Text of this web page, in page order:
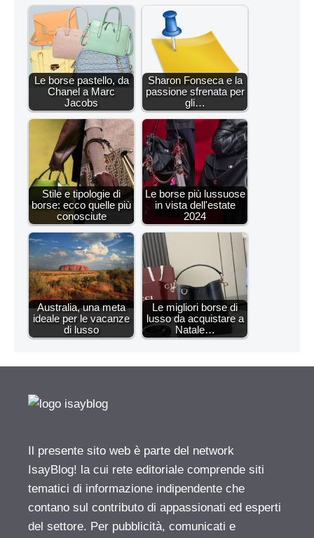
Le borse pastello, da
Chanel a Marc
Jacobs
Sharon Fonseca e la
passione sfrenata per
gli…
Stile e tipologie di
borse: ecco quelle più
conosciute
Le borse più lussuose
in vista dell'estate
2024
Australia, una meta
ideale per le vacanze
di lusso
Le migliori borse di
lusso da acquistare a
Natale…
Il presente sito web è parte del network
IsayBlog! la cui rete editoriale comprende siti
tematici di informazione indipendente che
contano sul contributo di appassionati ed esperti
del settore. Per pubblicità, comunicati e